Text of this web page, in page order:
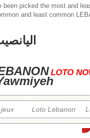
picked the most and
and least common
LOTO
Loto Lebanon